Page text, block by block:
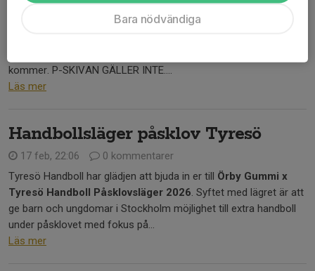
Parkeringsbolaget har ändrat reglerna för den lilla parkeringen vid
kommer. P-SKIVAN GÄLLER INTE....
Läs mer
Handbollsläger påsklov Tyresö
17 feb, 22:06
0 kommentarer
Tyresö Handboll har glädjen att bjuda in er till Örby Gummi x
Tyresö Handboll Påsklovsläger 2026. Syftet med lägret är att
ge barn och ungdomar i Stockholm möjlighet till extra handboll
under påsklovet med fokus på...
Läs mer
Bara nödvändiga